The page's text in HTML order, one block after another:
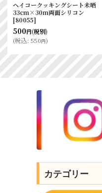
エリエール ペーパータオル スマー
トタイプ 小判タイプ
156円～12,530
(税込:171円～13,783
カテゴリー